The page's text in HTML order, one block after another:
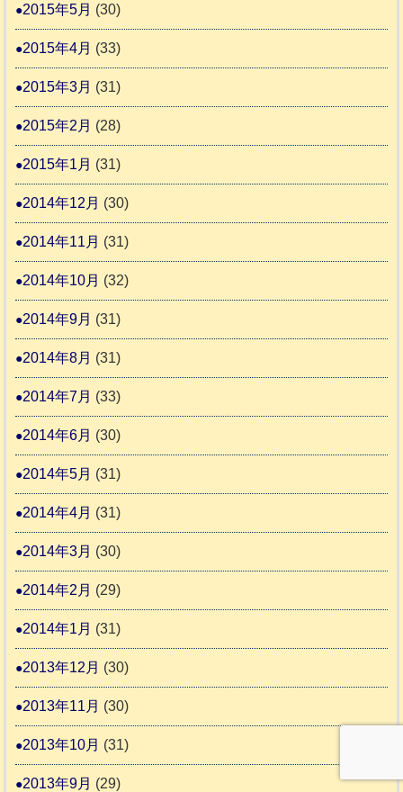
2015年5月 (30)
2015年4月 (33)
2015年3月 (31)
2015年2月 (28)
2015年1月 (31)
2014年12月 (30)
2014年11月 (31)
2014年10月 (32)
2014年9月 (31)
2014年8月 (31)
2014年7月 (33)
2014年6月 (30)
2014年5月 (31)
2014年4月 (31)
2014年3月 (30)
2014年2月 (29)
2014年1月 (31)
2013年12月 (30)
2013年11月 (30)
2013年10月 (31)
2013年9月 (29)